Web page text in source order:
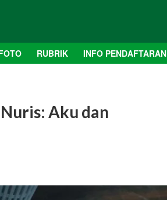
RUBRIK INFO PENDAFTARAN
Aku dan